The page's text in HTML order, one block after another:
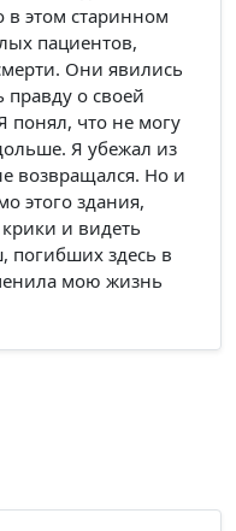
в этом старинном
пациентов,
Они явились
о своей
понял, что не могу
Я убежал из
возвращался. Но и
этого здания,
и видеть
погибших здесь в
мою жизнь